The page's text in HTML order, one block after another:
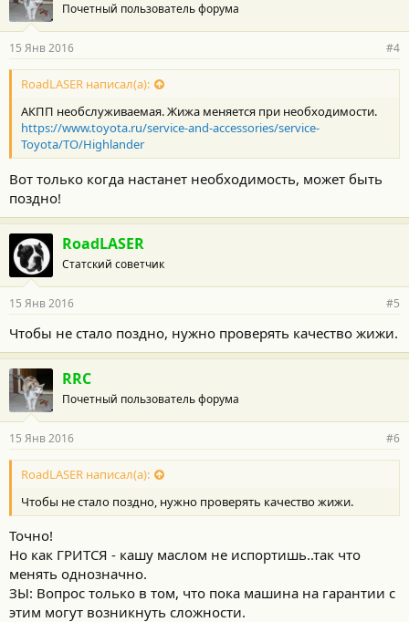
Почетный пользователь форума
15 Янв 2016 #4
RoadLASER написал(а):
АКПП необслуживаемая. Жижа меняется при необходимости.
https://www.toyota.ru/service-and-accessories/service-
Toyota/TO/Highlander
Вот только когда настанет необходимость, может быть
поздно!
RoadLASER
Статский советчик
15 Янв 2016 #5
Чтобы не стало поздно, нужно проверять качество жижи.
RRC
Почетный пользователь форума
15 Янв 2016 #6
RoadLASER написал(а):
Чтобы не стало поздно, нужно проверять качество жижи.
Точно!
Но как ГРИТСЯ - кашу маслом не испортишь..так что
менять однозначно.
ЗЫ: Вопрос только в том, что пока машина на гарантии с
этим могут возникнуть сложности.